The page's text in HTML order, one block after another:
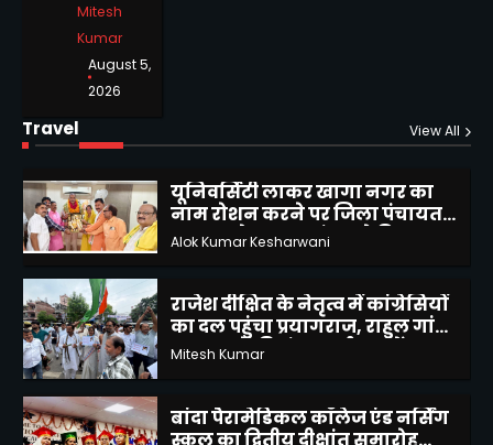
Mitesh
Kumar
August 5,
2026
Travel View All
1
2
यूनिवर्सिटी लाकर खागा नगर का
नाम रोशन करने पर जिला पंचायत
अध्यक्ष को व्यापार मंडल ने किया
Alok Kumar Kesharwani
3
राजेश दीक्षित के नेतृत्व में कांग्रेसियों
का दल पहुंचा प्रयागराज, राहुल गांधी
द्वारा छात्रों की गूंज कार्यक्रम में हुए
Mitesh Kumar
बांदा पैरामेडिकल कॉलेज एंड नर्सिंग